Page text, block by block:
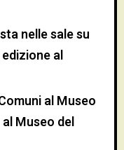
nelle salesu
al
al Museo
Museo del